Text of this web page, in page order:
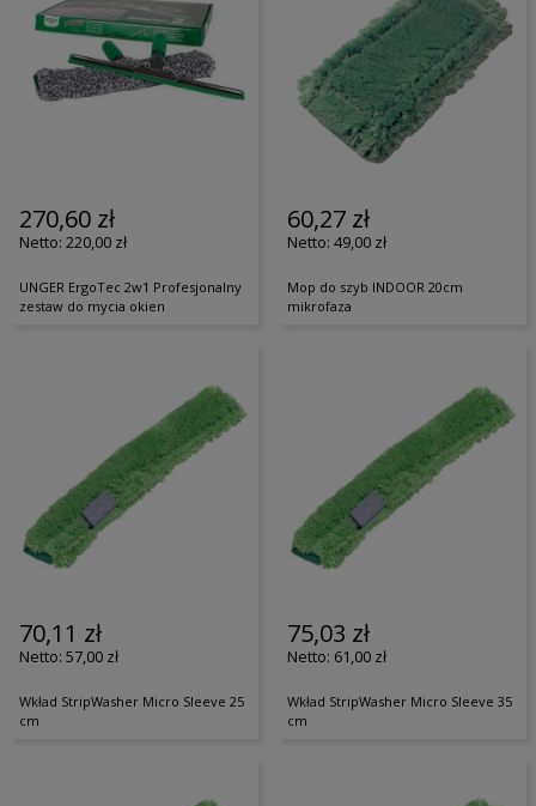
270,60 zł
220,00 zł
UNGER ErgoTec 2w1 Profesjonalny
zestaw do mycia okien
60,27 zł
49,00 zł
Mop do szyb INDOOR 20cm
mikrofaza
70,11 zł
57,00 zł
Wkład StripWasher Micro Sleeve 25
cm
75,03 zł
61,00 zł
Wkład StripWasher Micro Sleeve 35
cm